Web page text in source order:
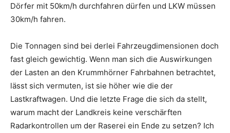
Dörfer mit 50km/h durchfahren dürfen und LKW müssen
30km/h fahren.
Die Tonnagen sind bei derlei Fahrzeugdimensionen doch
fast gleich gewichtig. Wenn man sich die Auswirkungen
der Lasten an den Krummhörner Fahrbahnen betrachtet,
lässt sich vermuten, ist sie höher wie die der
Lastkraftwagen. Und die letzte Frage die sich da stellt,
warum macht der Landkreis keine verschärften
Radarkontrollen um der Raserei ein Ende zu setzen? Ich